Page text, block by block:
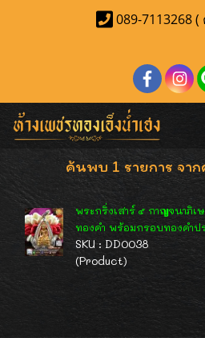
089-7113268
ค้นพบ 1 รายการ จาก
พระกริ่งเสาร์ ๕ กาญจนาภิ
ทองคำ พร้อมกรอบทองคำป
SKU : DD0038
(Product)